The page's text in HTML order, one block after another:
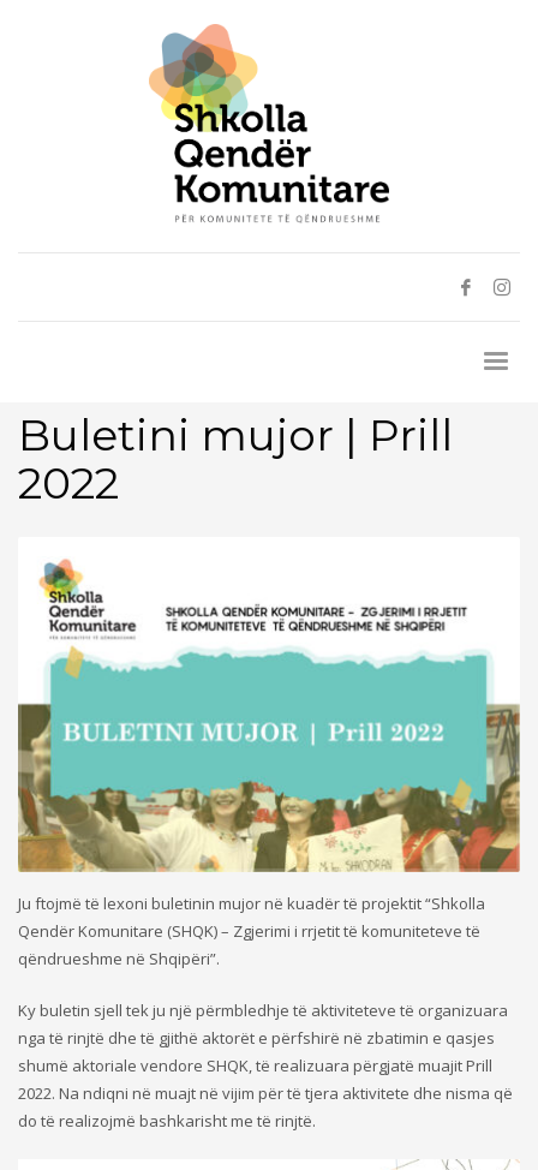
Buletini mujor | Prill
2022
Ju ftojmë të lexoni buletinin mujor në kuadër të projektit “Shkolla
Qendër Komunitare (SHQK) – Zgjerimi i rrjetit të komuniteteve të
qëndrueshme në Shqipëri”.
Ky buletin sjell tek ju një përmbledhje të aktiviteteve të organizuara
nga të rinjtë dhe të gjithë aktorët e përfshirë në zbatimin e qasjes
shumë aktoriale vendore SHQK, të realizuara përgjatë muajit Prill
2022. Na ndiqni në muajt në vijim për të tjera aktivitete dhe nisma që
do të realizojmë bashkarisht me të rinjtë.